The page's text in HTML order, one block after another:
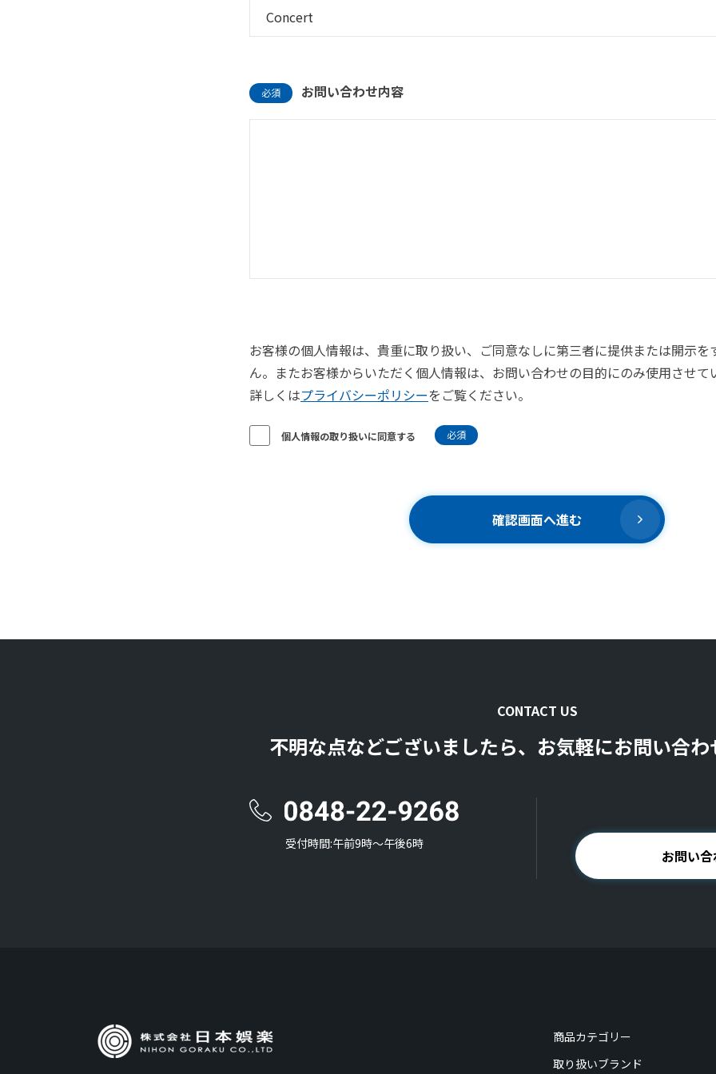
必須 お問い合わせ内容
お客様の個人情報は、貴重に取り扱い、ご同意なしに第三者に提供または開示を
ん。またお客様からいただく個人情報は、お問い合わせの目的にのみ使用させて
詳しくはプライバシーポリシーをご覧ください。
個人情報の取り扱いに同意する 必須
確認画面へ進む
CONTACT US
不明な点などございましたら、お気軽にお問い合
受付時間:午前9時〜午後6時
お問い
商品カテゴリー
取り扱いブランド